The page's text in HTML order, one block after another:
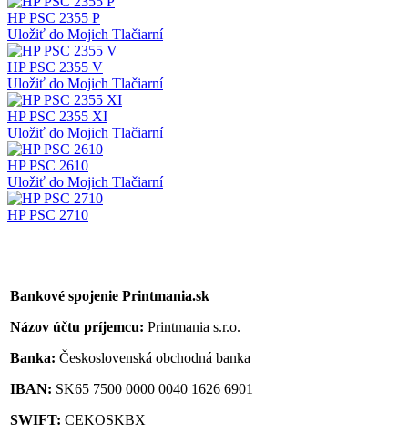
HP PSC 2355 P
Uložiť do Mojich Tlačiarní
HP PSC 2355 V
Uložiť do Mojich Tlačiarní
HP PSC 2355 XI
Uložiť do Mojich Tlačiarní
HP PSC 2610
Uložiť do Mojich Tlačiarní
HP PSC 2710
Bankové spojenie Printmania.sk
Názov účtu príjemcu: Printmania s.r.o.
Banka: Československá obchodná banka
IBAN: SK65 7500 0000 0040 1626 6901
SWIFT: CEKOSKBX